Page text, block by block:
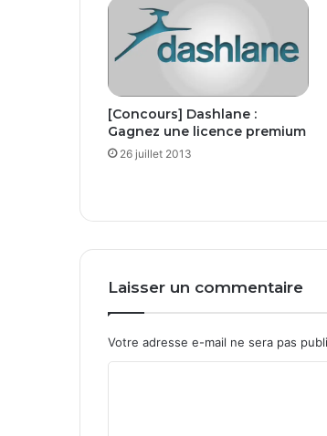
[Concours] Dashlane :
Gagnez une licence premium
26 juillet 2013
Laisser un commentaire
Votre adresse e-mail ne sera pas